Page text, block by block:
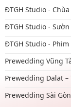
ĐTGH Studio -
ĐTGH Studio - Sườn
ĐTGH Studio -
Prewedding Vũng
Prewedding Dalat
Prewedding Sài